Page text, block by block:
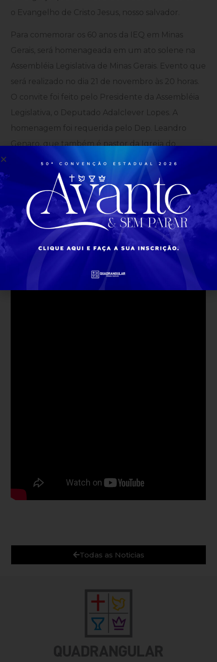
o Evangelho de Cristo Jesus, nosso salvador.
Para comemorar os 60 anos da IEQ em Minas
Gerais, será homenageada em um ato solene na
Assembléia Legislativa de Minas Gerais. Evento que
será realizado no dia 21 de novembro às 20 horas.
O convite foi feito pelo Presidente da Assembléia
Legislativa, o Deputado Adalclever Lopes. A
homenagem foi requerida pelo Dep. Leandro
Genaro, que também é pastor da Igreja do
Evangelho Quadrangular.
Um jeito de homenagear a igreja que tem uma
trajetória de fé e superação.
Homenagem aos 60 anos da IEQ
Data: 21 de Novembro às 20 Horas
Plenário Juscelino Kubitschek
Rua Rodrigues Caldas, 30 – Santo Agostinho
Todas as Noticias